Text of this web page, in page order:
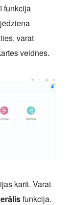
funkcija
varat
veidnes.
karti. Varat
funkcija.